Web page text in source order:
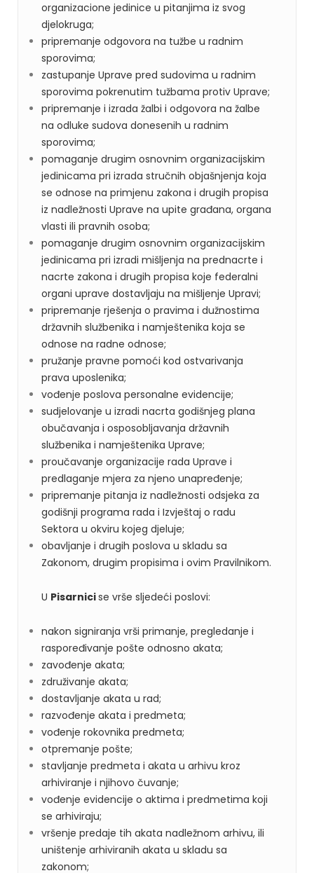
organizacione jedinice u pitanjima iz svog
djelokruga;
pripremanje odgovora na tužbe u radnim
sporovima;
zastupanje Uprave pred sudovima u radnim
sporovima pokrenutim tužbama protiv Uprave;
pripremanje i izrada žalbi i odgovora na žalbe
na odluke sudova donesenih u radnim
sporovima;
pomaganje drugim osnovnim organizacijskim
jedinicama pri izrada stručnih objašnjenja koja
se odnose na primjenu zakona i drugih propisa
iz nadležnosti Uprave na upite građana, organa
vlasti ili pravnih osoba;
pomaganje drugim osnovnim organizacijskim
jedinicama pri izradi mišljenja na prednacrte i
nacrte zakona i drugih propisa koje federalni
organi uprave dostavljaju na mišljenje Upravi;
pripremanje rješenja o pravima i dužnostima
državnih službenika i namještenika koja se
odnose na radne odnose;
pružanje pravne pomoći kod ostvarivanja
prava uposlenika;
vođenje poslova personalne evidencije;
sudjelovanje u izradi nacrta godišnjeg plana
obučavanja i osposobljavanja državnih
službenika i namještenika Uprave;
proučavanje organizacije rada Uprave i
predlaganje mjera za njeno unapređenje;
pripremanje pitanja iz nadležnosti odsjeka za
godišnji programa rada i Izvještaj o radu
Sektora u okviru kojeg djeluje;
obavljanje i drugih poslova u skladu sa
Zakonom, drugim propisima i ovim Pravilnikom.
U Pisarnicise vrše sljedeći poslovi:
nakon signiranja vrši primanje, pregledanje i
raspoređivanje pošte odnosno akata;
zavođenje akata;
združivanje akata;
dostavljanje akata u rad;
razvođenje akata i predmeta;
vođenje rokovnika predmeta;
otpremanje pošte;
stavljanje predmeta i akata u arhivu kroz
arhiviranje i njihovo čuvanje;
vođenje evidencije o aktima i predmetima koji
se arhiviraju;
vršenje predaje tih akata nadležnom arhivu, ili
uništenje arhiviranih akata u skladu sa
zakonom;